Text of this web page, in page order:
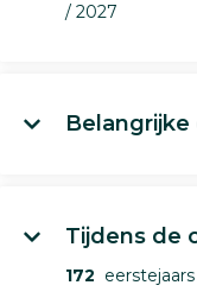
/ 2027
Belangrijke
Tijdens de
172 eerstejaars